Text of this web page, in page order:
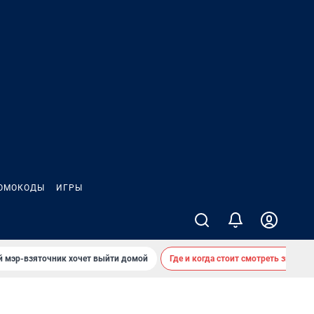
ИГРЫ
мэр-взяточник хочет выйти домой Где и когда стоит смотреть